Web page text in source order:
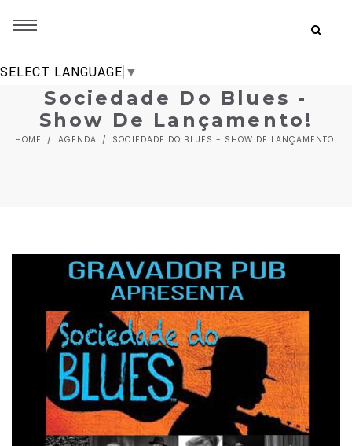
SELECT LANGUAGE ▼
Sociedade Do Blues -
Show De Lançamento!
HOME AGENDA SOCIEDADE DO BLUES - SHOW DE LANÇAMENTO!